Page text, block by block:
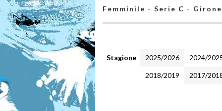
Femminile - Serie C -
Stagione 2025/2026 2024/
2018/2019 2017/